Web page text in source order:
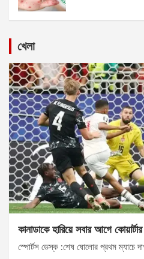
খেলা
কানাডাকে হারিয়ে সবার আগে
স্পোর্টস ডেস্ক :শেষ ষোলোর প্রথম ম্যাচে